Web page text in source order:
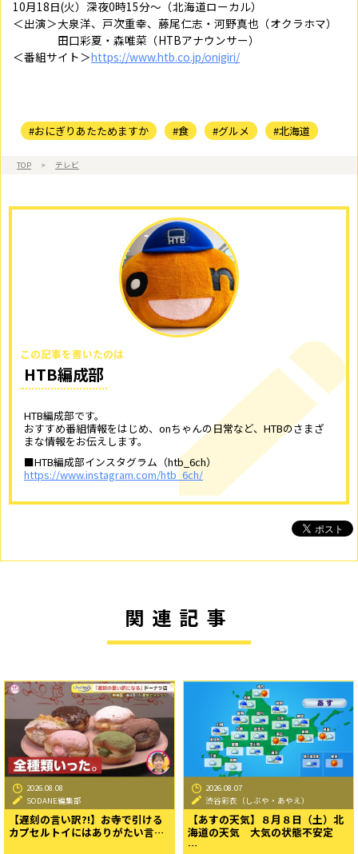
10月18日(火）深夜0時15分～（北海道ローカル）
＜出演＞大泉洋、戸次重幸、藤尾仁志・河野真也（オクラホマ）
田口彩夏・森唯菜（HTBアナウンサー）
＜番組サイト＞https://www.htb.co.jp/onigiri/
#おにぎりあたためますか #食 #グルメ #北海道
TOP > テレビ
この記事を書いたのは
HTB編成部
HTB編成部です。
おすすめ番組情報をはじめ、onちゃんの日常など、HTBのさまざ
まな情報をお伝えします。
■HTB編成部インスタグラム（htb_6ch）
https://www.instagram.com/htb_6ch/
関連記事
2026.08.08
SODANE編集部
【遅刻の言い訳?!】お寺で引ける
カプセルトイにはありがたい言…
2026.08.07
渋谷彩衣（しぶや・あやえ）
【あすの天気】８月８日（土）北
海道の天気 大気の状態不安定
…